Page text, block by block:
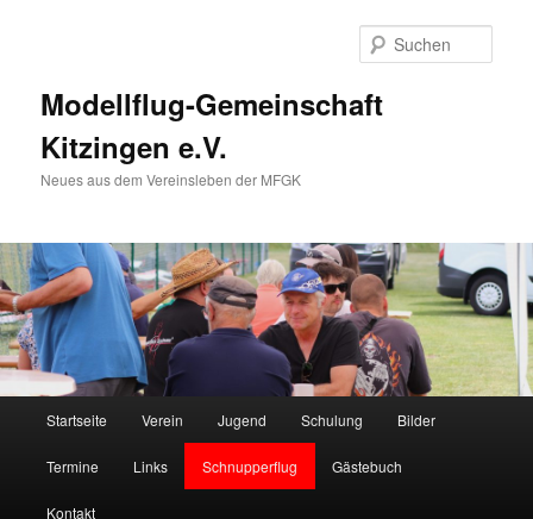
Modellflug-Gemeinschaft
Kitzingen e.V.
Neues aus dem Vereinsleben der MFGK
Startseite Verein Jugend Schulung Bilder
Termine Links Schnupperflug Gästebuch
Kontakt